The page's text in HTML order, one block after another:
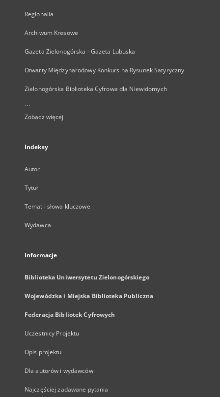
Regionalia
Archiwum Kresowe
Gazeta Zielonogórska - Gazeta Lubuska
Otwarty Międzynarodowy Konkurs na Rysunek Satyryczny
Zielonogórska Biblioteka Cyfrowa dla Niewidomych
...
Zobacz więcej
Indeksy
Autor
Tytuł
Temat i słowa kluczowe
Wydawca
Informacje
Biblioteka Uniwersytetu Zielonogórskiego
Wojewódzka i Miejska Biblioteka Publiczna
Federacja Bibliotek Cyfrowych
Uczestnicy Projektu
Opis projektu
Dla autorów i wydawców
Najczęściej zadawane pytania